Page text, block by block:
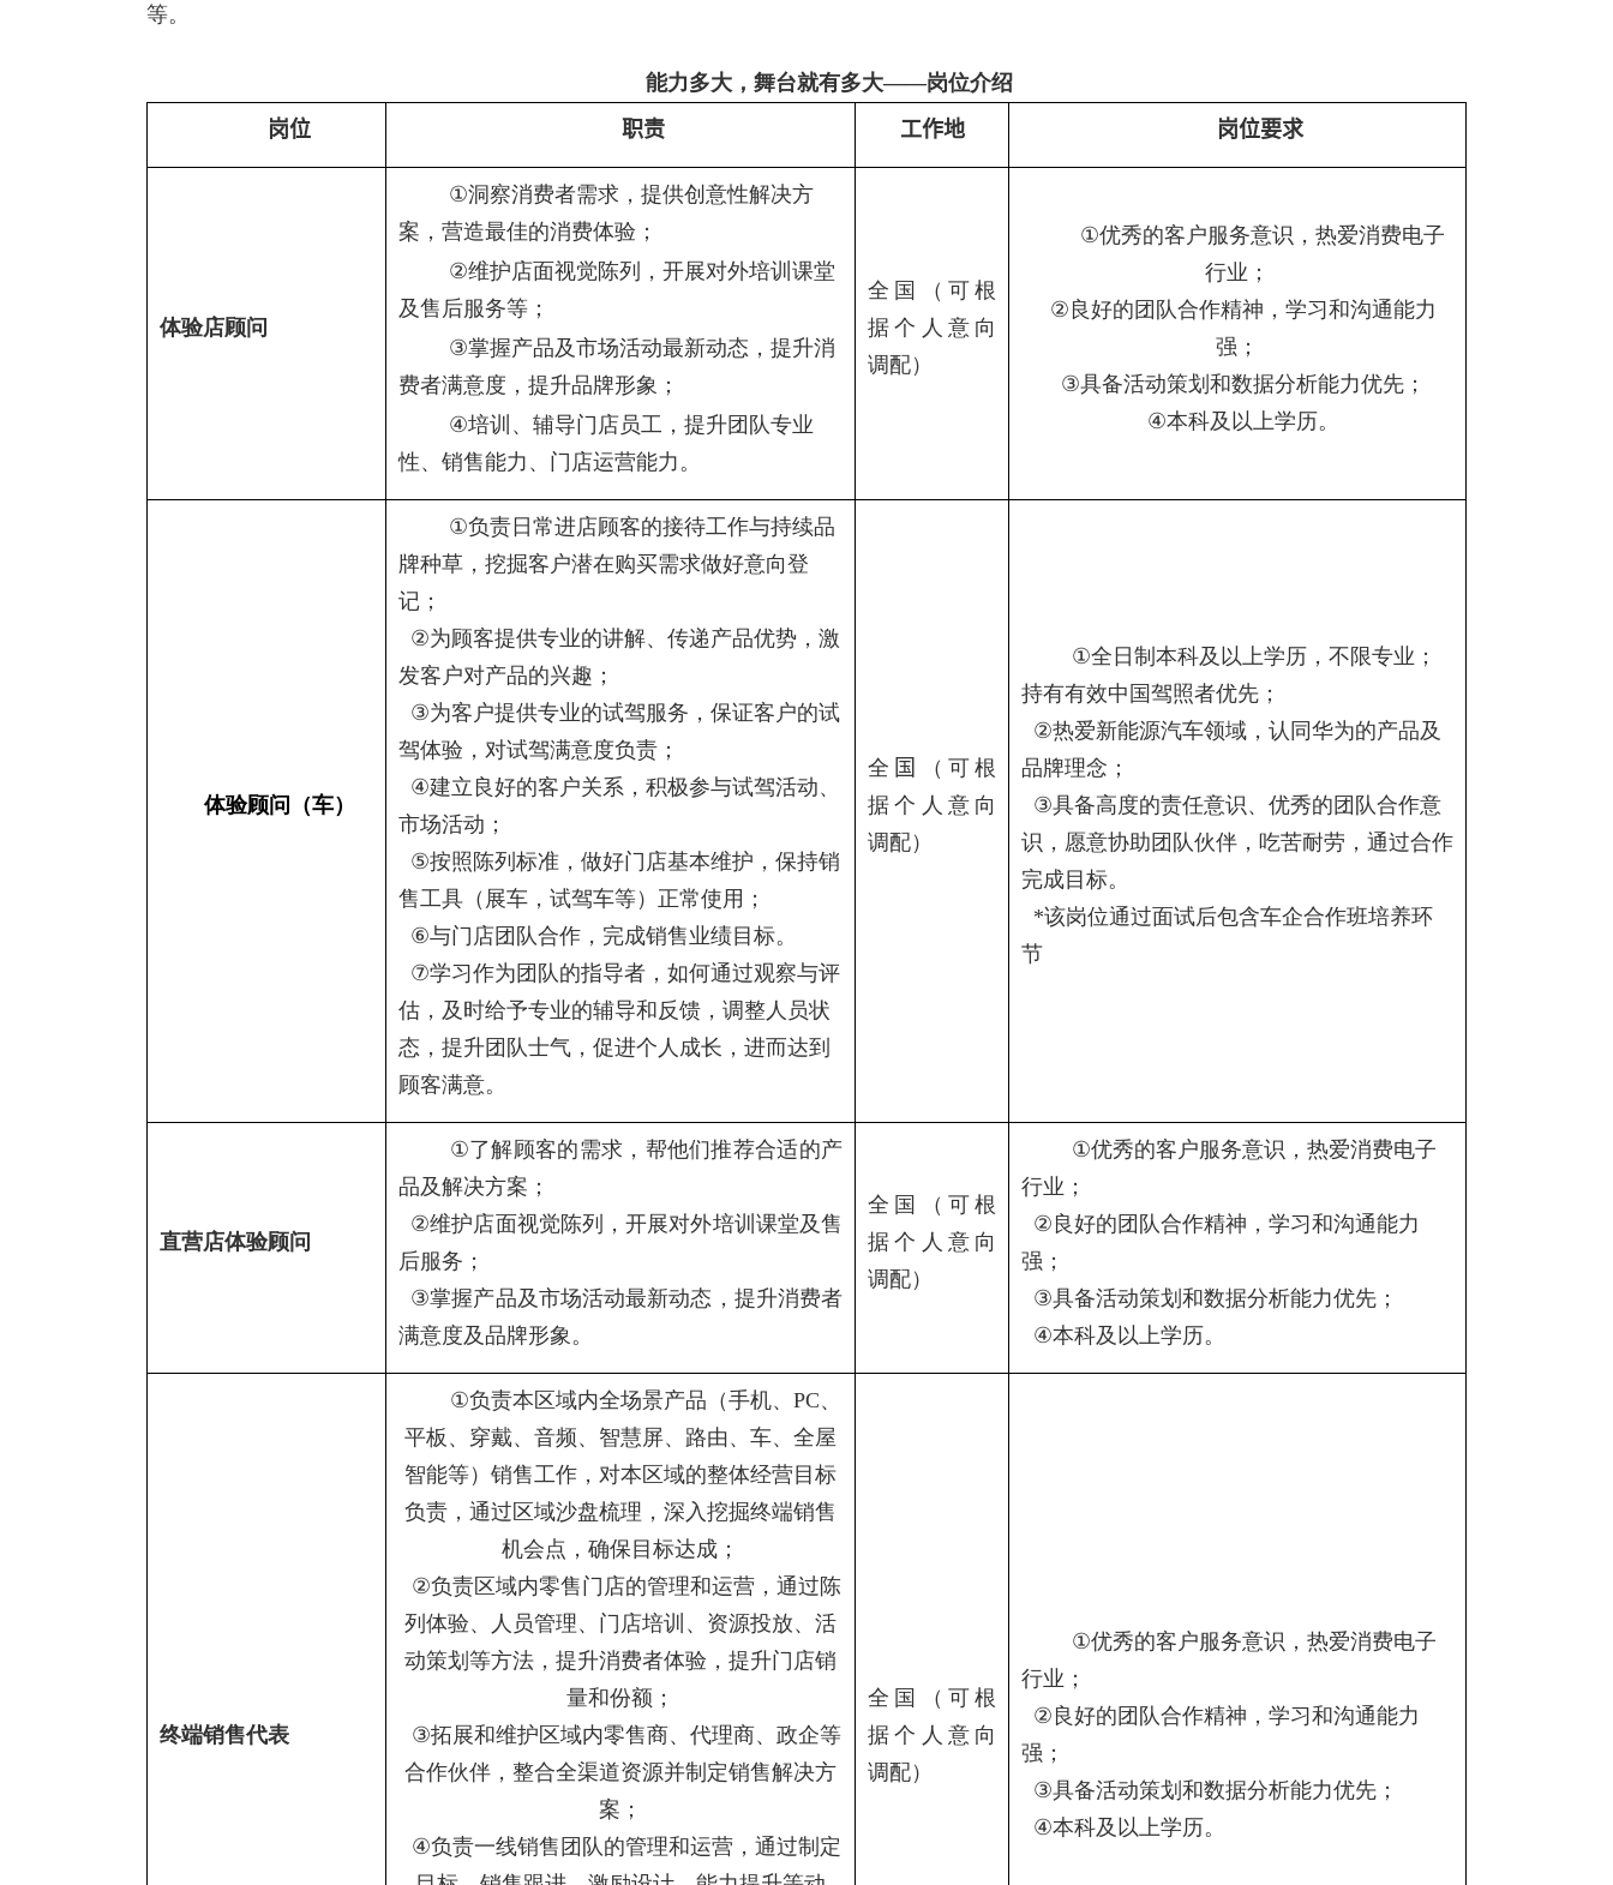
等。
能力多大，舞台就有多大——岗位介绍
岗位
职责 工作地 岗位要求
体验店顾问
①洞察消费者需求，提供创意性解决方
案，营造最佳的消费体验；
②维护店面视觉陈列，开展对外培训课堂
及售后服务等；
③掌握产品及市场活动最新动态，提升消
费者满意度，提升品牌形象；
④培训、辅导门店员工，提升团队专业
性、销售能力、门店运营能力。
全国（可根
据个人意向
调配）
①优秀的客户服务意识，热爱消费电子
行业；
② 良好的团队合作精神，学习和沟通能力
强；
③具备活动策划和数据分析能力优先；
④本科及以上学历。
体验顾问（车）
①负责日常进店顾客的接待工作与持续品
牌种草，挖掘客户潜在购买需求做好意向登
记；
②为顾客提供专业的讲解、传递产品优势，激
发客户对产品的兴趣；
③为客户提供专业的试驾服务，保证客户的试
驾体验，对试驾满意度负责；
④建立良好的客户关系，积极参与试驾活动、
市场活动；
⑤按照陈列标准，做好门店基本维护，保持销
售工具（展车，试驾车等）正常使用；
⑥与门店团队合作，完成销售业绩目标。
⑦学习作为团队的指导者，如何通过观察与评
估，及时给予专业的辅导和反馈，调整人员状
态，提升团队士气，促进个人成长，进而达到
顾客满意。
全 国
（可根
据个人意向
调配）
①全日制本科及以上学历，不限专业；
持有有效中国驾照者优先；
②热爱新能源汽车领域，认同华为的产品及
品牌理念；
③具备高度的责任意识、优秀的团队合作意
识，愿意协助团队伙伴，吃苦耐劳，通过合作
完成目标。
*该岗位通过面试后包含车企合作班培养环
节
直营店体验顾问
①了解顾客的需求，帮他们推荐合适的产
品及解决方案；
②维护店面视觉陈列，开展对外培训课堂及售
后服务；
③掌握产品及市场活动最新动态，提升消费者
满意度及品牌形象。
全国（可根
据个人意向
调配）
①优秀的客户服务意识，热爱消费电子
行业；
② 良好的团队合作精神，学习和沟通能力
强；
③具备活动策划和数据分析能力优先；
④本科及以上学历。
终端销售代表
①负责本区域内全场景产品（手机、PC、
平板、穿戴、音频、智慧屏、路由、车、全屋
智能等）销售工作，对本区域的整体经营目标
负责，通过区域沙盘梳理，深入挖掘终端销售
机会点，确保目标达成；
②负责区域内零售门店的管理和运营，通过陈
列体验、人员管理、门店培训、资源投放、活
动策划等方法，提升消费者体验，提升门店销
量和份额；
③拓展和维护区域内零售商、代理商、政企等
合作伙伴，整合全渠道资源并制定销售解决方
案；
④负责一线销售团队的管理和运营，通过制定
全国（可根
据个人意向
调配）
①优秀的客户服务意识，热爱消费电子
行业；
② 良好的团队合作精神，学习和沟通能力
强；
③具备活动策划和数据分析能力优先；
④本科及以上学历。